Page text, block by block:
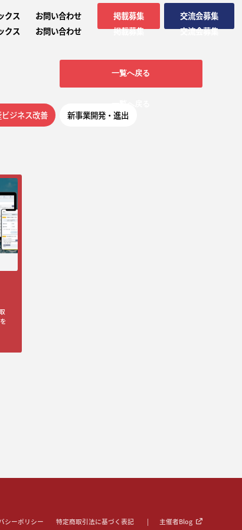
クス
クス
お問い合わせ
お問い合わせ
掲載募集
掲載募集
交流会募集
交流会募集
一覧へ戻る
ジネス改善 新事業開発・進出
シーポリシー 特定商取引法に基づく表記 主催者Blog